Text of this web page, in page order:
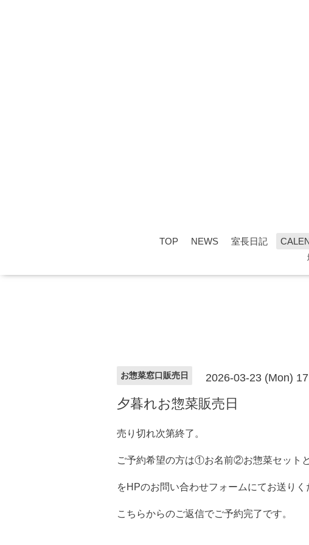
TOP NEWS 室長日記
お惣菜窓口販売日 2026-03-23 (Mon)
夕暮れお惣菜販売日
売り切れ次第終了。
ご予約希望の方は①お名前②お惣菜セット
をHPのお問い合わせフォームにてお送りく
こちらからのご返信でご予約完了です。